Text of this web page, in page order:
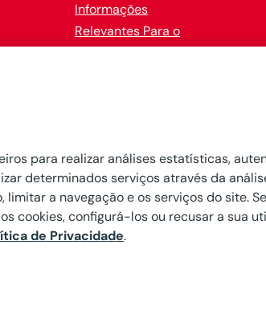
Informações
Relevantes Para o
e Tratamento de Dados
Pessoais
Configurar cookies
para realizar análises estatísticas,
determinados serviços através da
a navegação e os serviços do site.
cookies, configurá-los ou recusar a sua
de Privacidade.